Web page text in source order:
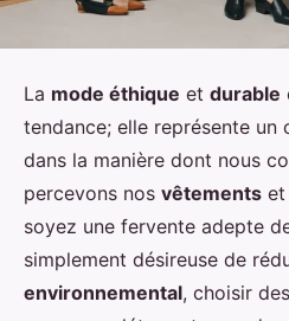
La mode éthique et durable
tendance; elle représente un
dans la manière dont nous
percevons nos vêtements et
soyez une fervente adepte
simplement désireuse de
environnemental, choisir des